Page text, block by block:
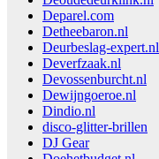
Deparel.com
Detheebaron.nl
Deurbeslag-expert.nl
Deverfzaak.nl
Devossenburcht.nl
Dewijngoeroe.nl
Dindio.nl
disco-glitter-brillen
DJ Gear